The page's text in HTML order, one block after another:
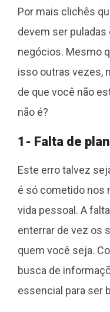
Por mais clichês
devem ser
negócios. Mesmo
isso outras vezes,
de que você não
não é?
1- Falta de
Este erro talvez
é só cometido nos
vida pessoal. A
enterrar de vez os
quem você seja.
busca de
essencial para ser